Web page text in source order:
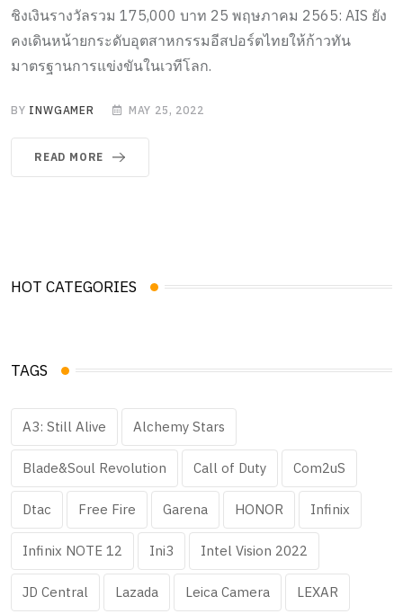
ชิงเงินรางวัลรวม 175,000 บาท 25 พฤษภาคม 2565: AIS ยัง
คงเดินหน้ายกระดับอุตสาหกรรมอีสปอร์ตไทยให้ก้าวทัน
มาตรฐานการแข่งขันในเวทีโลก.
BY INWGAMER MAY 25, 2022
READ MORE
HOT CATEGORIES
TAGS
A3: Still Alive Alchemy Stars
Blade&Soul Revolution Call of Duty Com2uS
Dtac Free Fire Garena HONOR Infinix
Infinix NOTE 12 Ini3 Intel Vision 2022
JD Central Lazada Leica Camera LEXAR